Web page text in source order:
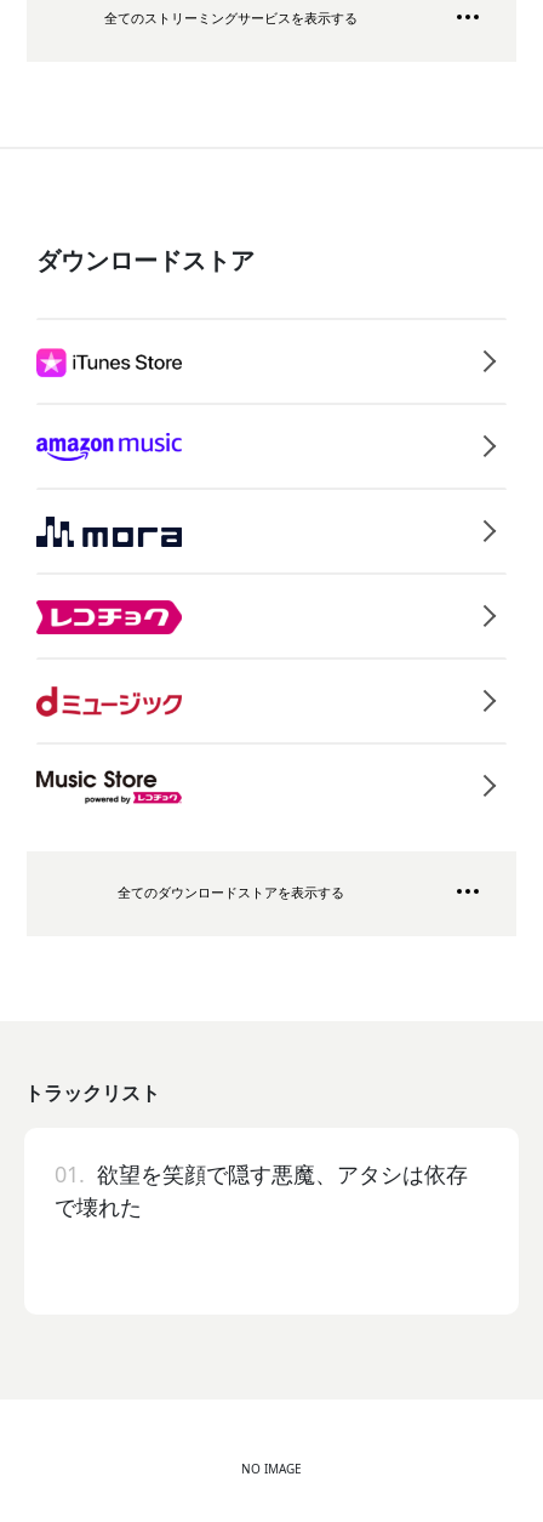
全てのストリーミングサービスを表示する
ダウンロードストア
全てのダウンロードストアを表示する
トラックリスト
01. 欲望を笑顔で隠す悪魔、アタシは依存
で壊れた
NO IMAGE